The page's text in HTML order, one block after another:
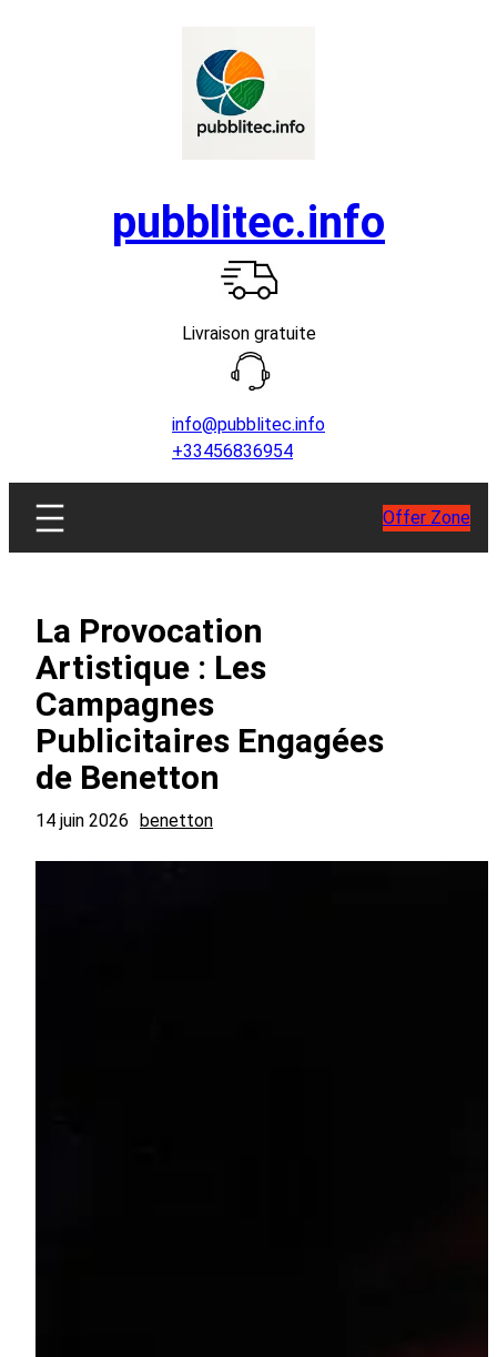
pubblitec.info
Livraison gratuite
info@pubblitec.info
+33456836954
Offer Zone
La Provocation
Artistique : Les
Campagnes
Publicitaires Engagées
de Benetton
14 juin 2026 benetton